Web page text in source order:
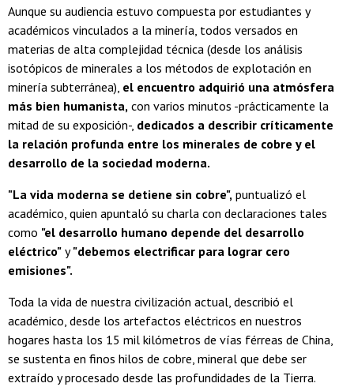
Aunque su audiencia estuvo compuesta por estudiantes y
académicos vinculados a la minería, todos versados en
materias de alta complejidad técnica (desde los análisis
isotópicos de minerales a los métodos de explotación en
minería subterránea), el encuentro adquirió una atmósfera
más bien humanista, con varios minutos -prácticamente la
mitad de su exposición-, dedicados a describir críticamente
la relación profunda entre los minerales de cobre y el
desarrollo de la sociedad moderna.
"La vida moderna se detiene sin cobre", puntualizó el
académico, quien apuntaló su charla con declaraciones tales
como "el desarrollo humano depende del desarrollo
eléctrico" y"debemos electrificar para lograr cero
emisiones".
Toda la vida de nuestra civilización actual, describió el
académico, desde los artefactos eléctricos en nuestros
hogares hasta los 15 mil kilómetros de vías férreas de China,
se sustenta en finos hilos de cobre, mineral que debe ser
extraído y procesado desde las profundidades de la Tierra.